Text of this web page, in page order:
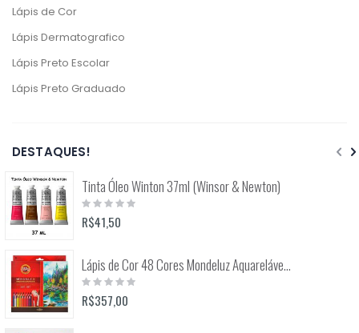
Lápis de Cor
Lápis Dermatografico
Lápis Preto Escolar
Lápis Preto Graduado
DESTAQUES!
Tinta Óleo Winton 37ml (Winsor & Newton)
Rating:
0%
R$41,50
Lápis de Cor 48 Cores Mondeluz Aquarelável (Koh-I-Noor)
Rating:
0%
R$357,00